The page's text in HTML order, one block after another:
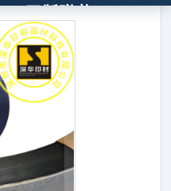
刀版弹垫
相关产品
关于深华
模切刀
锯床/木样机
压痕线
印刷板材